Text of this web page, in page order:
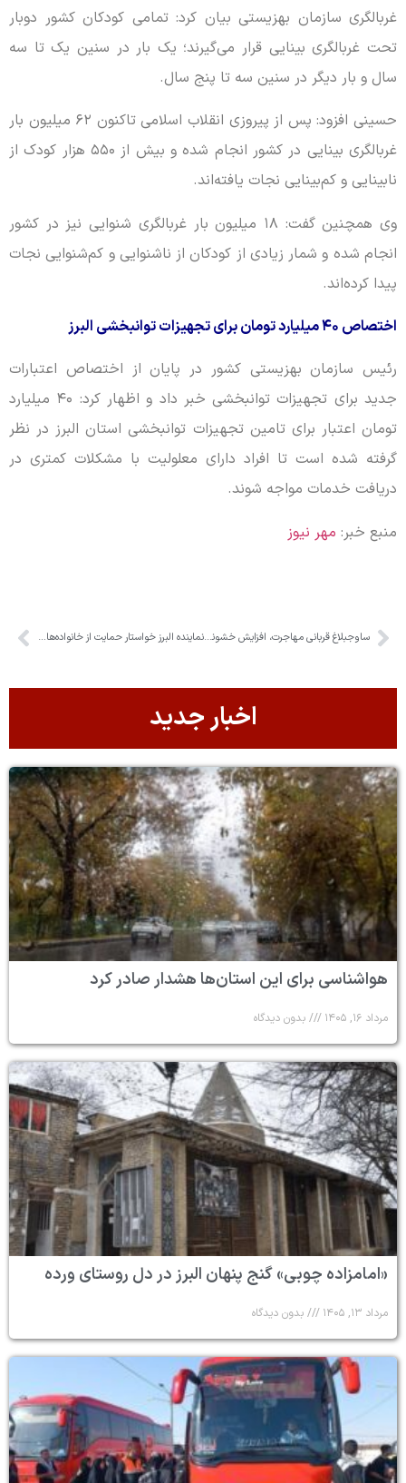
غربالگری سازمان بهزیستی بیان کرد: تمامی کودکان کشور دوبار
تحت غربالگری بینایی قرار می‌گیرند؛ یک بار در سنین یک تا سه
سال و بار دیگر در سنین سه تا پنج سال.
حسینی افزود: پس از پیروزی انقلاب اسلامی تاکنون ۶۲ میلیون بار
غربالگری بینایی در کشور انجام شده و بیش از ۵۵۰ هزار کودک از
نابینایی و کم‌بینایی نجات یافته‌اند.
وی همچنین گفت: ۱۸ میلیون بار غربالگری شنوایی نیز در کشور
انجام شده و شمار زیادی از کودکان از ناشنوایی و کم‌شنوایی نجات
پیدا کرده‌اند.
اختصاص ۴۰ میلیارد تومان برای تجهیزات توانبخشی البرز
رئیس سازمان بهزیستی کشور در پایان از اختصاص اعتبارات
جدید برای تجهیزات توانبخشی خبر داد و اظهار کرد: ۴۰ میلیارد
تومان اعتبار برای تامین تجهیزات توانبخشی استان البرز در نظر
گرفته شده است تا افراد دارای معلولیت با مشکلات کمتری در
دریافت خدمات مواجه شوند.
منبع خبر: مهر نیوز
ساوجبلاغ قربانی مهاجرت، افزایش خشونت و فقر نماینده البرز خواستار حمایت از خانواده‌های دارای فرزند چندقلو شد
اخبار جدید
هواشناسی برای این استان‌ها هشدار صادر کرد
مرداد ۱۶, ۱۴۰۵ بدون دیدگاه
«امامزاده چوبی» گنج پنهان البرز در دل روستای ورده
مرداد ۱۳, ۱۴۰۵ بدون دیدگاه